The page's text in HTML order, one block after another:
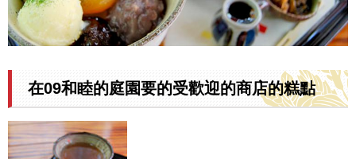
在09和睦的庭園要的受歡迎的商店的糕點